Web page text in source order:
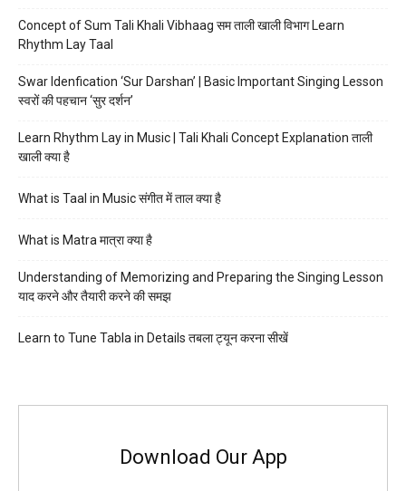
Concept of Sum Tali Khali Vibhaag सम ताली खाली विभाग Learn
Rhythm Lay Taal
Swar Idenfication ‘Sur Darshan’ | Basic Important Singing Lesson
स्वरों की पहचान ‘सुर दर्शन’
Learn Rhythm Lay in Music | Tali Khali Concept Explanation ताली
खाली क्या है
What is Taal in Music संगीत में ताल क्या है
What is Matra मात्रा क्या है
Understanding of Memorizing and Preparing the Singing Lesson
याद करने और तैयारी करने की समझ
Learn to Tune Tabla in Details तबला ट्यून करना सीखें
Download Our App